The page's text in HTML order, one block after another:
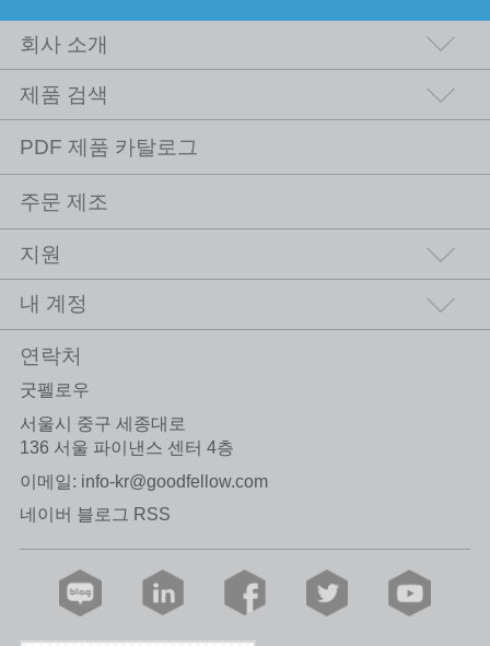
회사 소개
제품 검색
PDF 제품 카탈로그
주문 제조
지원
내 계정
연락처
굿펠로우
서울시 중구 세종대로
136 서울 파이낸스 센터 4층
이메일: info-kr@goodfellow.com
네이버 블로그 RSS